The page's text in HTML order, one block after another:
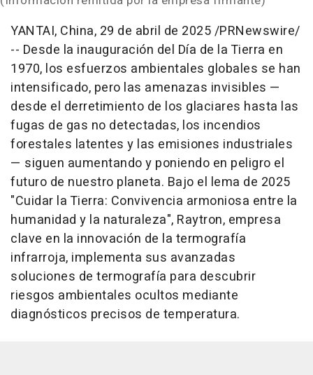
YANTAI, China, 29 de abril de 2025/PRNewswire/
-- Desde la inauguración del Día de la Tierra en
1970, los esfuerzos ambientales globales se han
intensificado, pero las amenazas invisibles —
desde el derretimiento de los glaciares hasta las
fugas de gas no detectadas, los incendios
forestales latentes y las emisiones industriales
— siguen aumentando y poniendo en peligro el
futuro de nuestro planeta. Bajo el lema de 2025
"Cuidar la Tierra: Convivencia armoniosa entre la
humanidad y la naturaleza", Raytron, empresa
clave en la innovación de la termografía
infrarroja, implementa sus avanzadas
soluciones de termografía para descubrir
riesgos ambientales ocultos mediante
diagnósticos precisos de temperatura.